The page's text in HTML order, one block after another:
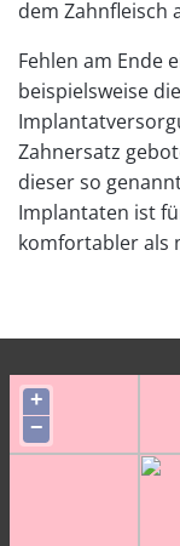
dem Zahnfleisch
Fehlen am Ende
beispielsweise
Zahnersatz
dieser so
Implantaten ist
komfortabler als